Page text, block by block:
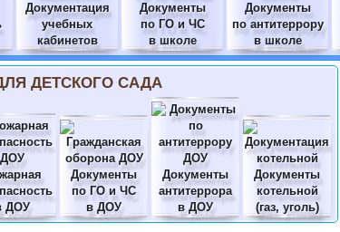
Документация
учебных
кабинетов
Документы
по ГО и ЧС
в школе
Документы
по антитеррору
в школе
ДЕТСКОГО САДА
ДОУ
Документы
по ГО и ЧС
в ДОУ
Документы
антитеррора
в ДОУ
Документы
котельной
(газ, уголь)